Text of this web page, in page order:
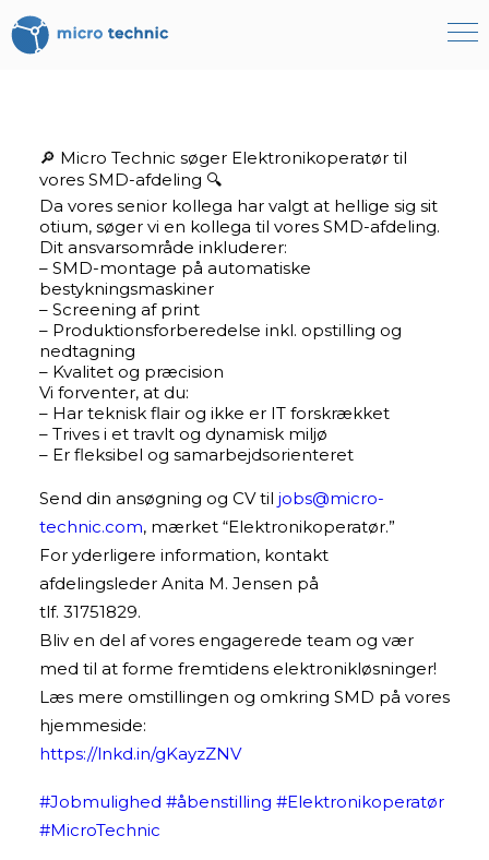
Book a demo
+4566153000
🔎 Micro Technic søger Elektronikoperatør til
vores SMD-afdeling 🔍
Da vores senior kollega har valgt at hellige sig sit
otium, søger vi en kollega til vores SMD-afdeling.
Dit ansvarsområde inkluderer:
– SMD-montage på automatiske
bestykningsmaskiner
– Screening af print
– Produktionsforberedelse inkl. opstilling og
nedtagning
– Kvalitet og præcision
Vi forventer, at du:
– Har teknisk flair og ikke er IT forskrækket
– Trives i et travlt og dynamisk miljø
– Er fleksibel og samarbejdsorienteret
Send din ansøgning og CV til jobs@micro-
technic.com, mærket “Elektronikoperatør.”
For yderligere information, kontakt
afdelingsleder Anita M. Jensen på
tlf. 31751829.
Bliv en del af vores engagerede team og vær
med til at forme fremtidens elektronikløsninger!
Læs mere omstillingen og omkring SMD på vores
hjemmeside:
https://lnkd.in/gKayzZNV
#Jobmulighed #åbenstilling #Elektronikoperatør
#MicroTechnic